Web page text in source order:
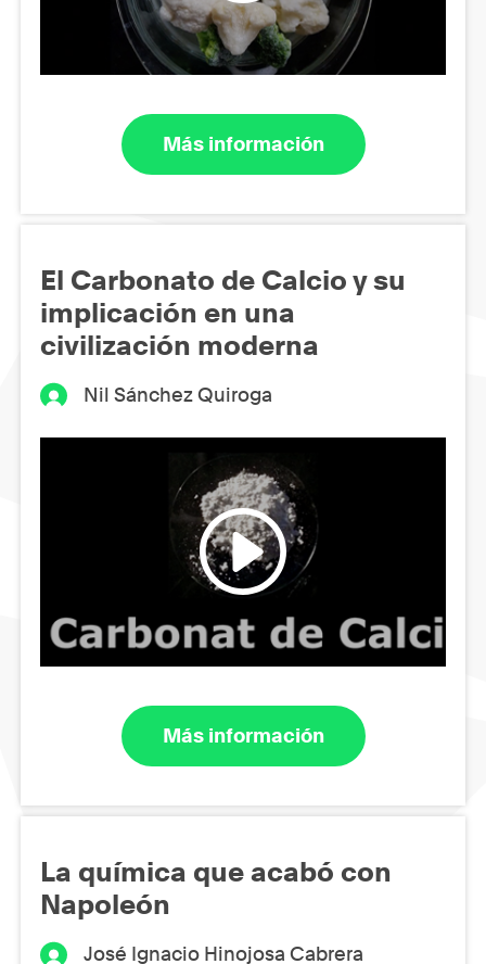
Más información
El Carbonato de Calcio y su
implicación en una
civilización moderna
Nil Sánchez Quiroga
Más información
La química que acabó con
Napoleón
José Ignacio Hinojosa Cabrera